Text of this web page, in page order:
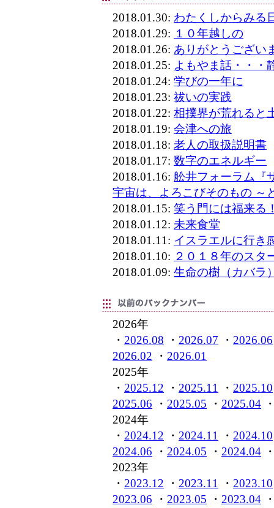
2018.01.30: わたくしからみる
2018.01.29: １０年越しの
2018.01.26: ありがとうござい
2018.01.25: よもやま話・・・
2018.01.24: 学びの一年に
2018.01.23: 祓いの実践
2018.01.22: 相撲界が荒れると
2018.01.19: 会津への旅
2018.01.18: 老人の取扱説明書
2018.01.17: 数字のエネルギー
2018.01.16: 舩井フォーラム『
宇宙は、よろこびそのもの ～
2018.01.15: 笑う門には福来る
2018.01.12: 未来食堂
2018.01.11: イスラエルに行き
2018.01.10: ２０１８年のス
2018.01.09: 生命の樹（カバラ
2026年
・ 2026.08 ・ 2026.07 ・ 2026.06
2026.02 ・ 2026.01
2025年
・ 2025.12 ・ 2025.11 ・ 2025.10
2025.06 ・ 2025.05 ・ 2025.04
2024年
・ 2024.12 ・ 2024.11 ・ 2024.10
2024.06 ・ 2024.05 ・ 2024.04
2023年
・ 2023.12 ・ 2023.11 ・ 2023.10
2023.06 ・ 2023.05 ・ 2023.04